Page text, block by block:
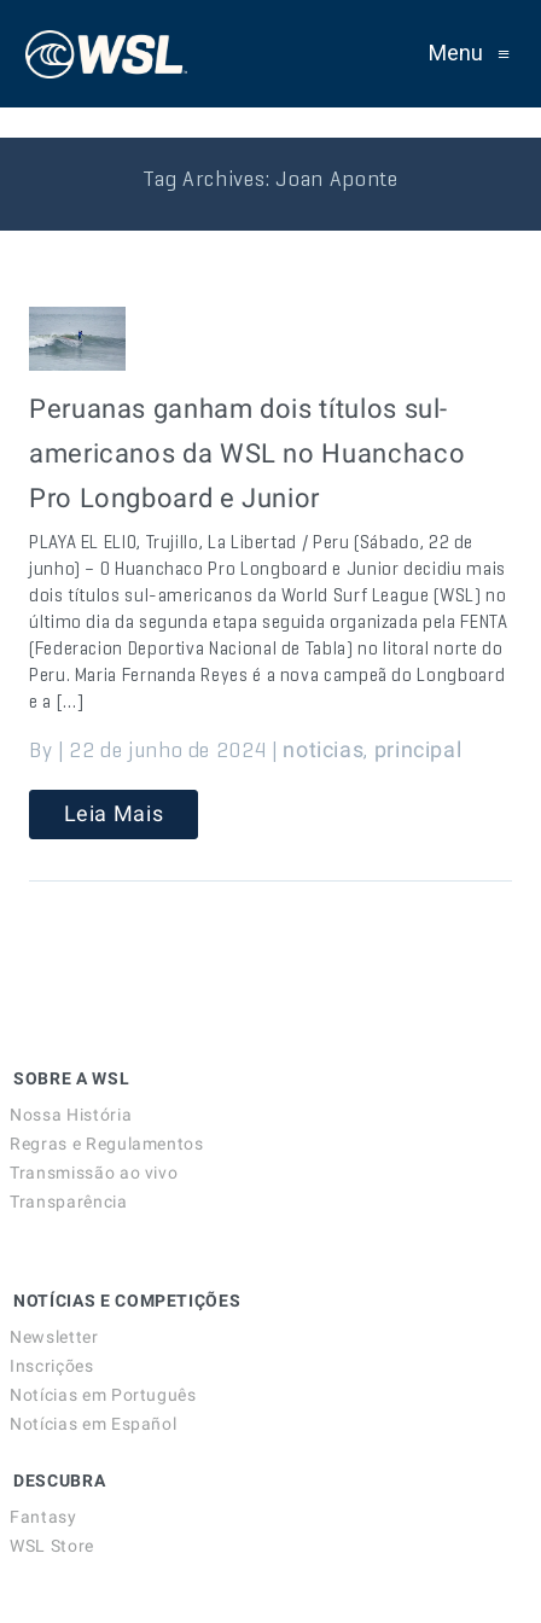
Menu ≡
Tag Archives:Joan Aponte
Peruanas ganham dois títulos sul-
americanos da WSL no Huanchaco
Pro Longboard e Junior
PLAYA EL ELIO, Trujillo, La Libertad / Peru (Sábado, 22 de
junho) – O Huanchaco Pro Longboard e Junior decidiu mais
dois títulos sul-americanos da World Surf League (WSL) no
último dia da segunda etapa seguida organizada pela FENTA
(Federacion Deportiva Nacional de Tabla) no litoral norte do
Peru. Maria Fernanda Reyes é a nova campeã do Longboard
e a […]
By | 22 de junho de 2024 | noticias, principal
Leia Mais
SOBRE A WSL
Nossa História
Regras e Regulamentos
Transmissão ao vivo
Transparência
NOTÍCIAS E COMPETIÇÕES
Newsletter
Inscrições
Notícias em Português
Notícias em Español
DESCUBRA
Fantasy
WSL Store